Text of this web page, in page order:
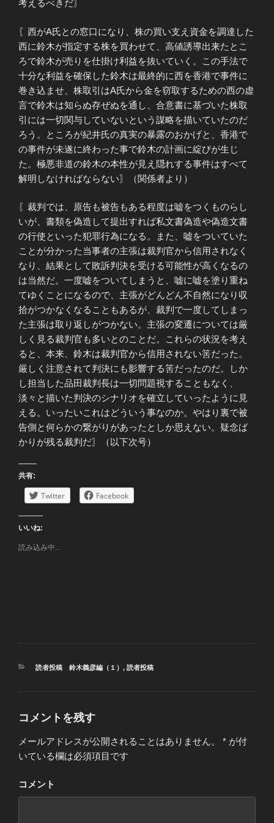
考えるべきだ〗
〖西がA氏との窓口になり、株の買い支え資金を調達した
西に鈴木が指定する株を買わせて、高値誘導出来たとこ
ろで鈴木が売りを仕掛け利益を抜いていく。この手法で
十分な利益を確保した鈴木は最終的に西を香港で事件に
巻き込ませ、株取引はA氏から金を窃取するための西の虚
言で鈴木は知らぬ存ぜぬを通し、合意書に基づいた株取
引には一切関与していないという謀略を描いていたのだ
ろう。ところが紀井氏の真実の暴露のおかげと、香港で
の事件が未遂に終わった事で鈴木の計画に綻びが生じ
た。極悪非道の鈴木の本性が見え隠れする事件はすべて
解明しなければならない〗（関係者より）
〖裁判では、原告も被告もある程度は嘘をつくものらし
いが、書類を偽造して提出すれば私文書偽造や偽造文書
の行使といった犯罪行為になる。また、嘘をついていた
ことが分かった当事者の主張は裁判官から信用されなく
なり、結果として敗訴判決を受ける可能性が高くなるの
は当然だ。一度嘘をついてしまうと、嘘に嘘を塗り重ね
てゆくことになるので、主張がどんどん不自然になり収
拾がつかなくなることもあるが、裁判で一度してしまっ
た主張は取り返しがつかない。主張の変遷については厳
しく見る裁判官も多いとのことだ。これらの状況を考え
ると、本来、鈴木は裁判官から信用されない筈だった。
厳しく注意されて判決にも影響する筈だったのだ。しか
し担当した品田裁判長は一切問題視することもなく、
淡々と描いた判決のシナリオを確立していったように見
える。いったいこれはどういう事なのか。やはり裏で被
告側と何らかの繋がりがあったとしか思えない。疑念ば
かりが残る裁判だ〗（以下次号）
共有:
Twitter Facebook
いいね:
読み込み中...
カ
読者投稿 鈴木義彦編（１） , 読者投稿
コメントを残す
メールアドレスが公開されることはありません。 * が付
いている欄は必須項目です
コメント